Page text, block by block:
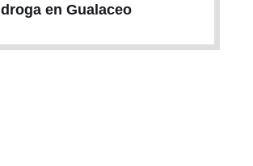
droga en Gualaceo